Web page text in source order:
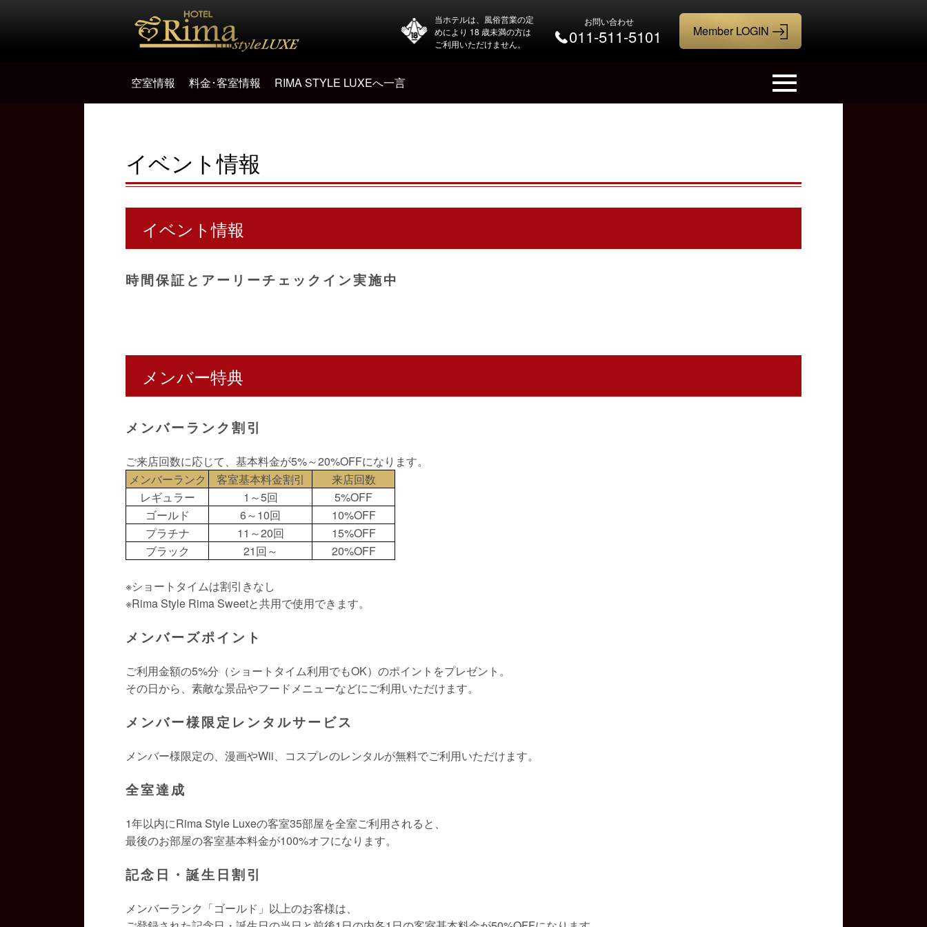
当ホテルは、風俗営業の定
めにより 18 歳未満の方は
ご利用いただけません。
お問い合わせ
011-511-5101
空室情報 料金･客室情報 RIMA STYLE LUXEへ一言
イベント情報
イベント情報
時間保証とアーリーチェックイン実施中
メンバー特典
メンバーランク割引
ご来店回数に応じて、基本料金が5%～20%OFFになります。
メンバーランク
客室基本料金割引
来店回数
レギュラー
1～5回
5%OFF
ゴールド
6～10回
10%OFF
プラチナ
11～20回
15%OFF
ブラック
21回～ 20%OFF
※ショートタイムは割引きなし
※Rima Style Rima Sweetと共用で使用できます。
メンバーズポイント
ご利用金額の5%分（ショートタイム利用でもOK）のポイントをプレゼント。
その日から、素敵な景品やフードメニューなどにご利用いただけます。
メンバー様限定レンタルサービス
メンバー様限定の、漫画やWii、コスプレのレンタルが無料でご利用いただけます。
全室達成
1年以内にRima Style Luxeの客室35部屋を全室ご利用されると、
最後のお部屋の客室基本料金が100%オフになります。
記念日・誕生日割引
メンバーランク「ゴールド」以上のお客様は、